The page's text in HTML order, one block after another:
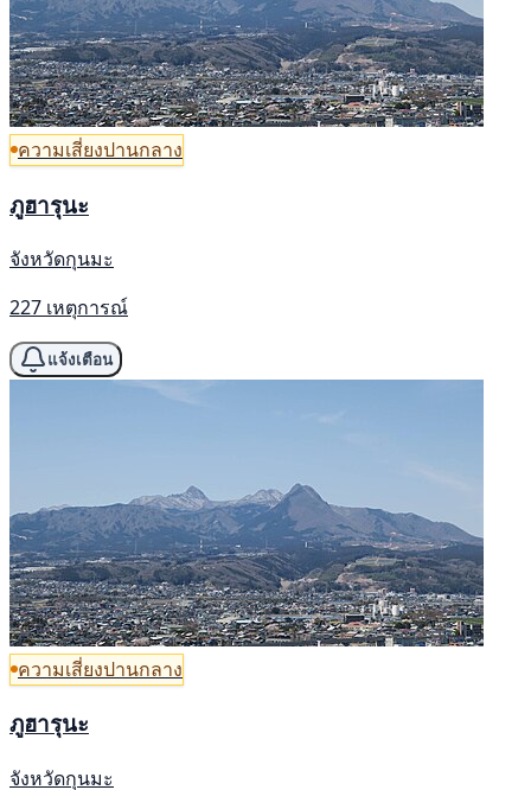
ความเสี่ยงปานกลาง
ภูฮารุนะ
จังหวัดกุนมะ
227 เหตุการณ์
แจ้งเตือน
ความเสี่ยงปานกลาง
ภูฮารุนะ
จังหวัดกุนมะ